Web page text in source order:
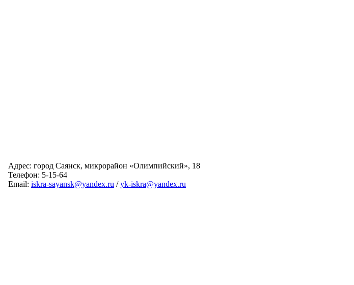
Адрес: город Саянск, микрорайон «Олимпийский», 18
Телефон: 5-15-64
Email: iskra-sayansk@yandex.ru /yk-iskra@yandex.ru